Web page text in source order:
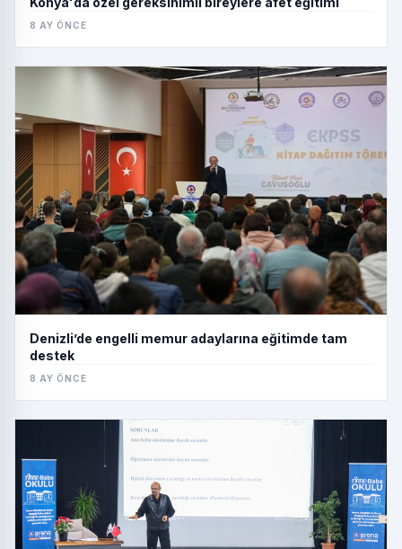
8 AY ÖNCE
Denizli’de engelli memur adaylarına eğitimde tam
destek
8 AY ÖNCE